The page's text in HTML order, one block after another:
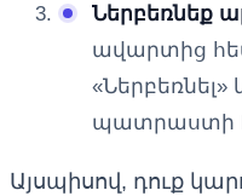
Ներբեռնեք
ավարտից
պատրաստի
Այսպիսով, դուք